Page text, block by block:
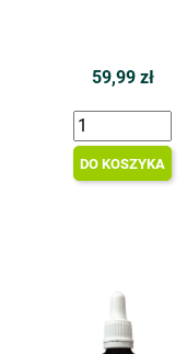
59,99 zł
DO KOSZYKA